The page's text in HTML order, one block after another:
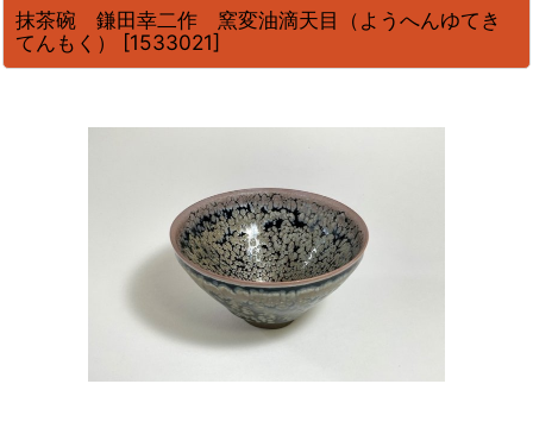
抹茶碗 鎌田幸二作 窯変油滴天目（ようへんゆてき
てんもく）
[1533021]